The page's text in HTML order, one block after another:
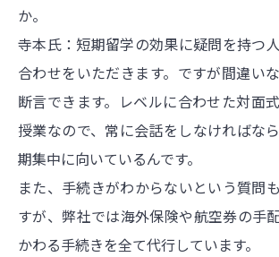
か。
寺本氏：短期留学の効果に疑問を持つ
合わせをいただきます。ですが間違い
断言できます。レベルに合わせた対面
授業なので、常に会話をしなければな
期集中に向いているんです。
また、手続きがわからないという質問
すが、弊社では海外保険や航空券の手
かわる手続きを全て代行しています。